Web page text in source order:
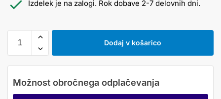
Izdelek je na zalogi. Rok dobave 2-7 delovnih dni.
Dodaj v košarico